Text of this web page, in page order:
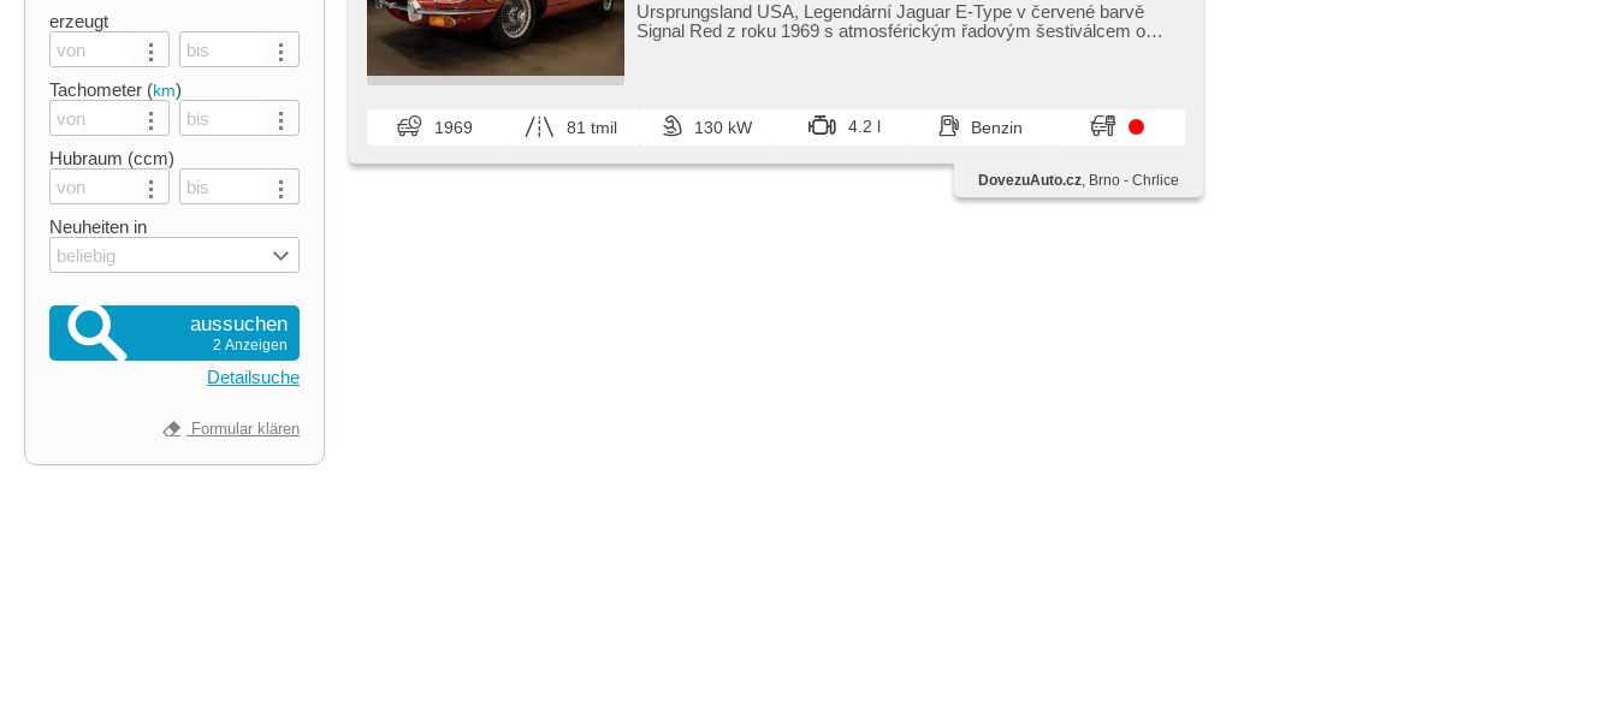
erzeugt
Tachometer (km)
Hubraum (ccm)
Neuheiten in
beliebig
aussuchen
2 Anzeigen
Detailsuche
Formular klären
Ursprungsland USA,​ Legendární Jaguar E​-Type v červené barvě
Signal Red z roku 1969 s atmosférickým řadovým šestiválcem o
1969 81 tmil 130 kW 4.2 l Benzin
DovezuAuto.cz, Brno - Chrlice